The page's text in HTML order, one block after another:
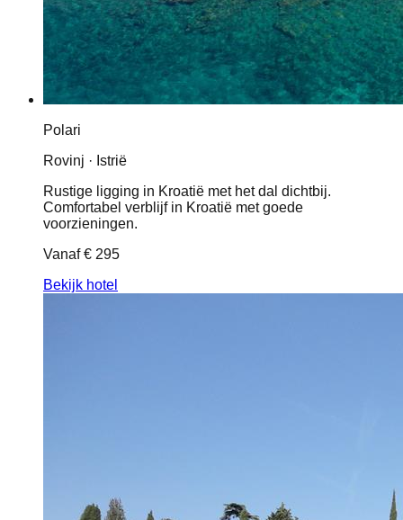
Polari
Rovinj · Istrië
Rustige ligging in Kroatië met het dal dichtbij.
Comfortabel verblijf in Kroatië met goede
voorzieningen.
Vanaf€ 295
Bekijk hotel